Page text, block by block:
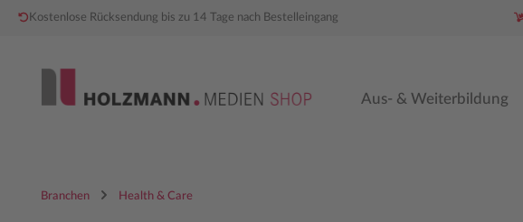
Kostenlose Rücksendung bis zu 14 Tage nach Bestelleingang
Aus- & Weiterbildung
Branchen Health & Care